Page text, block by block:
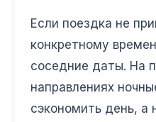
Если поездка не
конкретному
соседние даты. На
направлениях
сэкономить день, а